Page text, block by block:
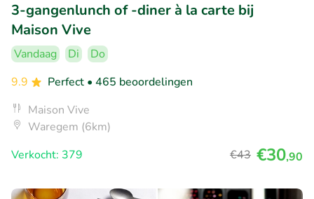
3-gangenlunch of -diner à la carte bij
Maison Vive
Vandaag Di
Do
9.9
Perfect • 465 beoordelingen
Maison Vive
Waregem (6km)
Verkocht: 379
€43 €30,90